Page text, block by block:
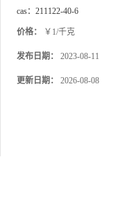
cas： 211122-40-6
价格： ￥1/千克
发布日期： 2023-08-11
更新日期： 2026-08-08